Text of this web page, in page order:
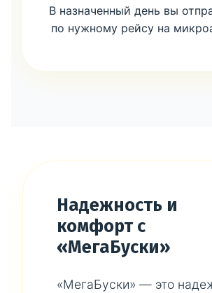
В назначенный день вы
по нужному рейсу на
Надежность и
комфорт с
«МегаБуски»
«МегаБуски» — это